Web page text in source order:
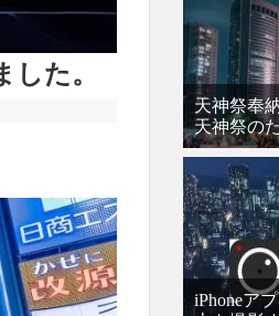
た。
天神祭奉
天神祭の
iPhoneア